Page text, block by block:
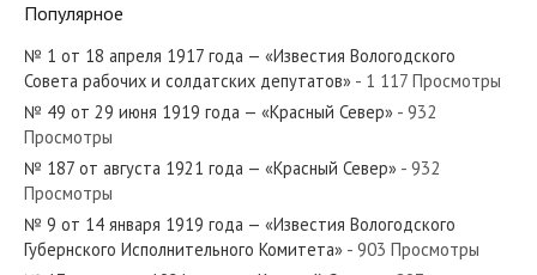
№ 39 от февраля 1935 года — «Красный Север»
№ 167 от июля 1963 года — «Красный Север»
Популярное
№ 1 от 18 апреля 1917 года — «Известия Вологодского
Совета рабочих и солдатских депутатов» - 1 117 Просмотры
№ 49 от 29 июня 1919 года — «Красный Север» - 932
Просмотры
№ 187 от августа 1921 года — «Красный Север» - 932
Просмотры
№ 9 от 14 января 1919 года — «Известия Вологодского
Губернского Исполнительного Комитета» - 903 Просмотры